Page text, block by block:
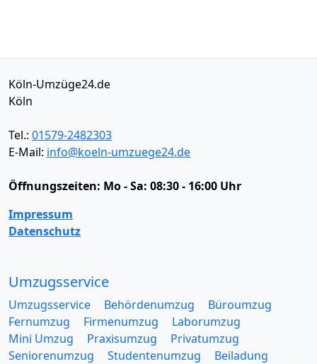
Köln-Umzüge24.de
Köln
Tel.: 01579-2482303
E-Mail: info@koeln-umzuege24.de
Öffnungszeiten: Mo - Sa: 08:30 - 16:00 Uhr
Impressum
Datenschutz
Umzugsservice
Umzugsservice Behördenumzug
Büroumzug
Fernumzug
Firmenumzug
Laborumzug
Mini Umzug
Praxisumzug
Privatumzug
Seniorenumzug
Studentenumzug
Beiladung